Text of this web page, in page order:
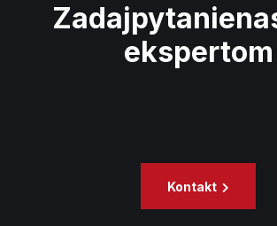
Zadajpytanie
ekspertom
Kontakt